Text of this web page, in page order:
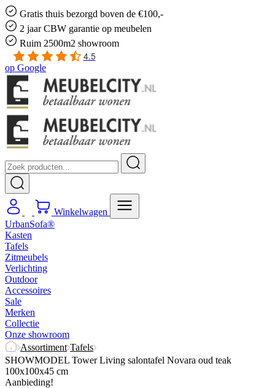
Gratis thuis bezorgd boven de €100,-
2 jaar CBW garantie op meubelen
Ruim 2500m2 showroom
4.5
op Google
Winkelwagen
UrbanSofa®
Kasten
Tafels
Zitmeubels
Verlichting
Outdoor
Accessoires
Sale
Merken
Collectie
Onze showroom
Assortiment Tafels
SHOWMODEL Tower Living salontafel Novara oud teak
100x100x45 cm
Aanbieding!